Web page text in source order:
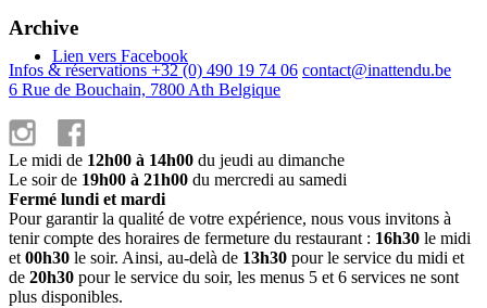
Lien vers Facebook
Archive
Infos & réservations +32 (0) 490 19 74 06 contact@inattendu.be
6 Rue de Bouchain, 7800 Ath Belgique
Le midi de 12h00 à 14h00 du jeudi au dimanche
Le soir de 19h00 à 21h00 du mercredi au samedi
Fermé lundi et mardi
Pour garantir la qualité de votre expérience, nous vous invitons à
tenir compte des horaires de fermeture du restaurant : 16h30 le midi
et 00h30 le soir. Ainsi, au-delà de 13h30 pour le service du midi et
de 20h30 pour le service du soir, les menus 5 et 6 services ne sont
plus disponibles.